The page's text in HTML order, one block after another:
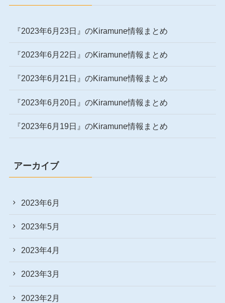
『2023年6月23日』のKiramune情報まとめ
『2023年6月22日』のKiramune情報まとめ
『2023年6月21日』のKiramune情報まとめ
『2023年6月20日』のKiramune情報まとめ
『2023年6月19日』のKiramune情報まとめ
アーカイブ
2023年6月
2023年5月
2023年4月
2023年3月
2023年2月